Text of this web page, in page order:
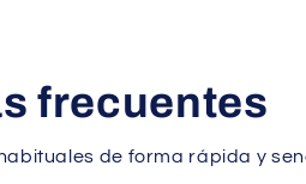
frecuentes
de forma rápida y